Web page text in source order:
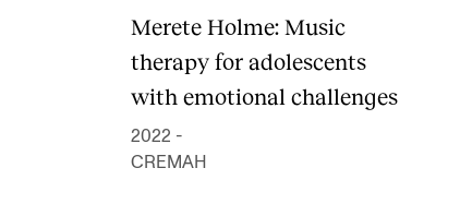
Merete Holme: Music
therapy for adolescents
with emotional challenges
2022 -
CREMAH